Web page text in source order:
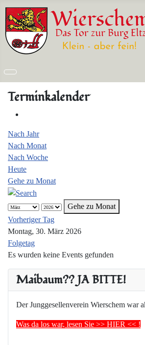
Maibaum?? JA BITTE!
Der Junggesellenverein Wierschem war
Was da los war, lesen Sie >> HIER << !
Terminkalender
Nach Jahr
Nach Monat
Nach Woche
Heute
Gehe zu Monat
Gehe zu Monat
Vorheriger Tag
Montag, 30. März 2026
Folgetag
Es wurden keine Events gefunden